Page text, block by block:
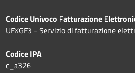
Codice Univoco Fatturazione
UFXGF3 - Servizio di fatturazione
Codice IPA
c_a326